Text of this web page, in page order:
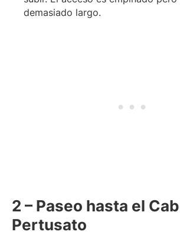
demasiado largo.
2 – Paseo hasta el
Pertusato